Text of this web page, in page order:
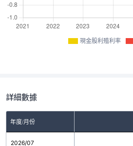
現金股利殖利率
詳細數據
年度/月份
2026/07